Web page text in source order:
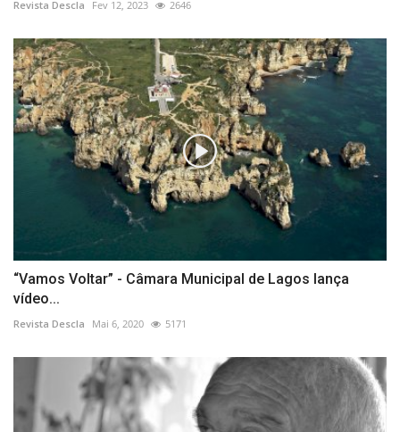
Revista Descla Fev 12, 2023 2646
“Vamos Voltar” - Câmara Municipal de Lagos lança
vídeo...
Revista Descla Mai 6, 2020 5171